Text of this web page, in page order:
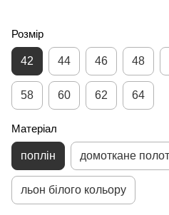
Розмір
42 44 46 48
58 60 62 64
Матеріал
поплін домоткане
льон білого кольору